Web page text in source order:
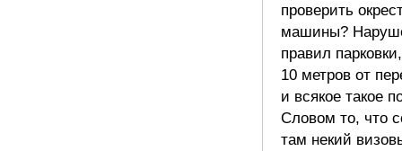
проверить
машины?
правил
10 метров от
и всякое такое
Словом то, что
там некий